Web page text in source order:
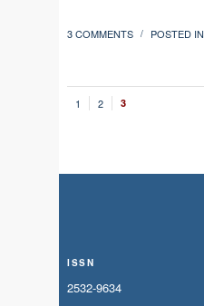
3 COMMENTS / POSTED IN
1 2 3
ISSN
2532-9634